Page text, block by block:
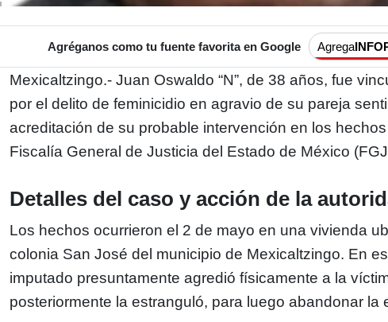
Agréganos como tu fuente favorita en Google Agrega
Mexicaltzingo.- Juan Oswaldo “N”, de 38 años, fue
por el delito de feminicidio en agravio de su pareja
acreditación de su probable intervención en los
Fiscalía General de Justicia del Estado de México
Detalles del caso y acción de la
Los hechos ocurrieron el 2 de mayo en una vivienda
colonia San José del municipio de Mexicaltzingo. En
imputado presuntamente agredió físicamente a la
posteriormente la estranguló, para luego abandonar la